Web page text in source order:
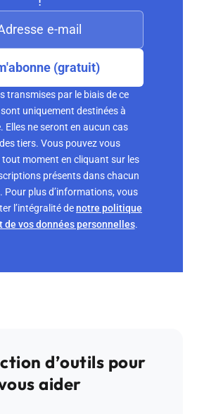
(gratuit)
transmises par le biais de ce
uniquement destinées à
Elles ne seront en aucun cas
tiers. Vous pouvez vous
moment en cliquant sur les
présents dans chacun
Pour plus d’informations, vous
l’intégralité denotre politique
de vos données personnelles.
d’outils pour
aider